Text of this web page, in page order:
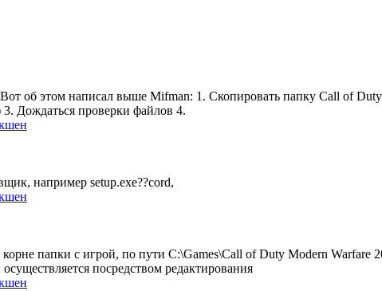
об этом написал выше Mifman: 1. Скопировать папку Call of
Дождаться проверки файлов 4.
например setup.exe??cord,
папки с игрой, по пути C:\Games\Call of Duty Modern Warfare
посредством редактирования